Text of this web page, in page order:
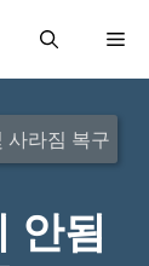
메
사라짐 복구
안됨